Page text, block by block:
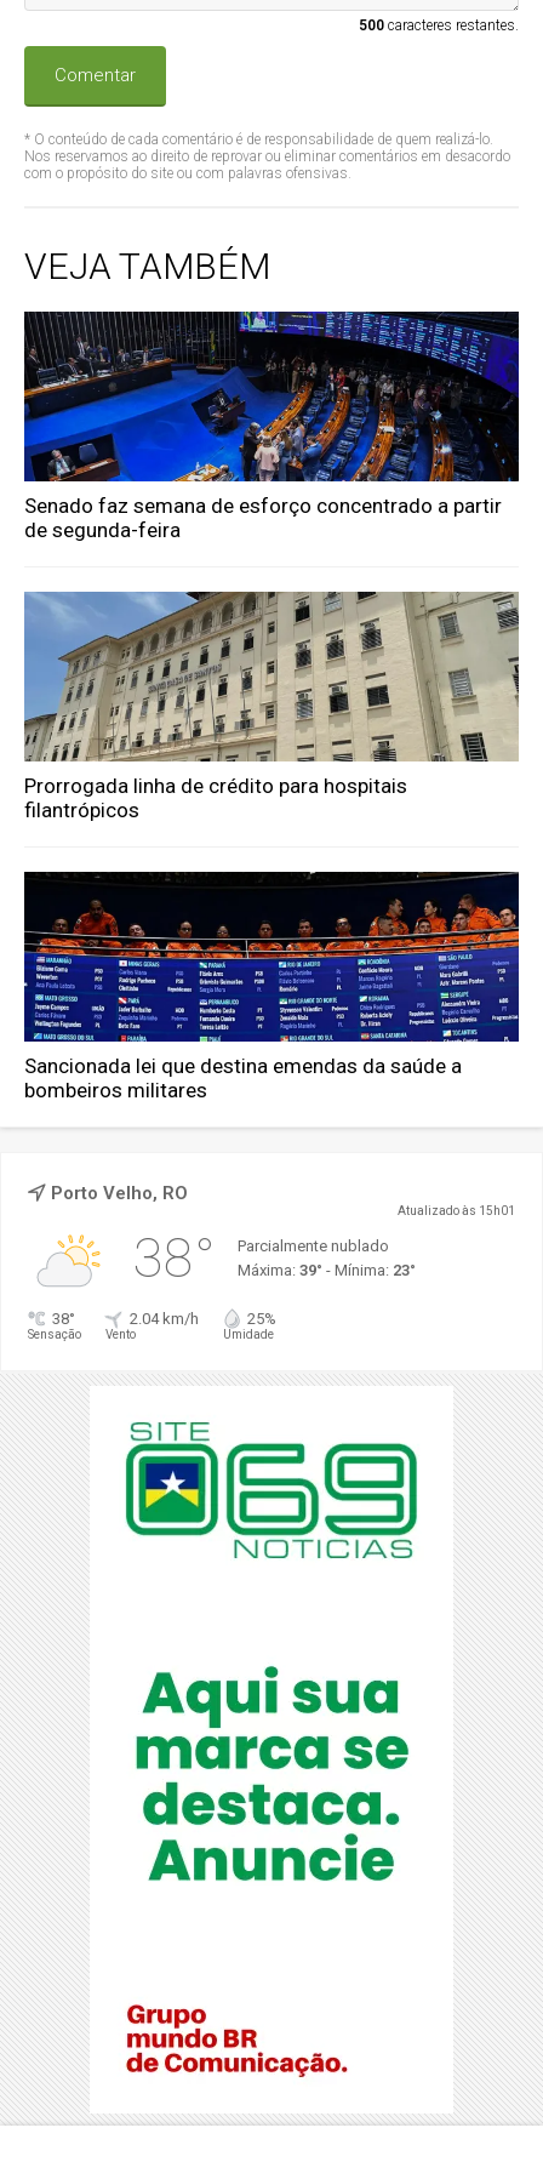
500caracteres restantes.
Comentar
* O conteúdo de cada comentário é de responsabilidade de quem realizá-lo.
Nos reservamos ao direito de reprovar ou eliminar comentários em desacordo
com o propósito do site ou com palavras ofensivas.
VEJA TAMBÉM
Senado faz semana de esforço concentrado a partir
de segunda-feira
Prorrogada linha de crédito para hospitais
filantrópicos
Sancionada lei que destina emendas da saúde a
bombeiros militares
Porto Velho, RO
Atualizado às 15h01
38°
Parcialmente nublado
Máxima: 39° - Mínima: 23°
38°
Sensação
2.04 km/h
Vento
25%
Umidade